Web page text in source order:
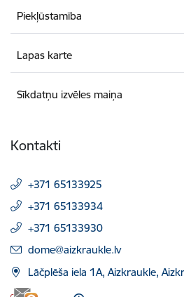
Piekļūstamība
Lapas karte
Sīkdatņu izvēles maiņa
Kontakti
+371 65133925
+371 65133934
+371 65133930
E-pasts:
dome@aizkraukle.lv
Lāčplēša iela 1A, Aizkraukle,